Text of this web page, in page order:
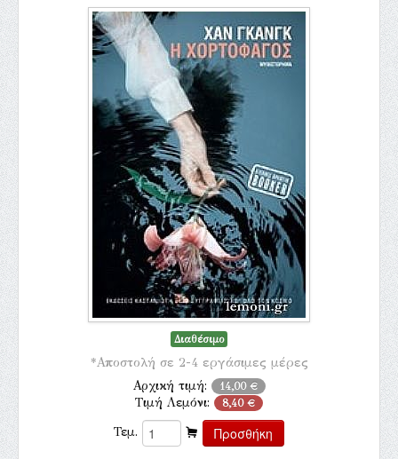
Διαθέσιμο
*Αποστολή σε 2-4 εργάσιμες μέρες
Αρχική τιμή: 14,00 €
Τιμή Λεμόνι: 8,40 €
Τεμ.